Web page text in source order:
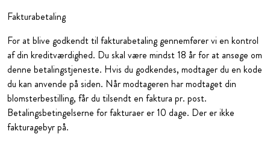
Fakturabetaling
For at blive godkendt til fakturabetaling gennemfører vi en kontrol
af din kreditværdighed. Du skal være mindst 18 år for at ansøge om
denne betalingstjeneste. Hvis du godkendes, modtager du en kode
du kan anvende på siden. Når modtageren har modtaget din
blomsterbestilling, får du tilsendt en faktura pr. post.
Betalingsbetingelserne for fakturaer er 10 dage. Der er ikke
fakturagebyr på.